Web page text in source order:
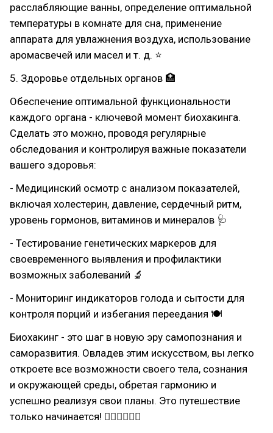
расслабляющие ванны, определение оптимальной
температуры в комнате для сна, применение
аппарата для увлажнения воздуха, использование
аромасвечей или масел и т. д. ⭐
5. Здоровье отдельных органов 🏥
Обеспечение оптимальной функциональности
каждого органа - ключевой момент биохакинга.
Сделать это можно, проводя регулярные
обследования и контролируя важные показатели
вашего здоровья:
- Медицинский осмотр с анализом показателей,
включая холестерин, давление, сердечный ритм,
уровень гормонов, витаминов и минералов 🩺
- Тестирование генетических маркеров для
своевременного выявления и профилактики
возможных заболеваний 🔬
- Мониторинг индикаторов голода и сытости для
контроля порций и избегания переедания 🍽
Биохакинг - это шаг в новую эру самопознания и
саморазвития. Овладев этим искусством, вы легко
откроете все возможности своего тела, сознания
и окружающей среды, обретая гармонию и
успешно реализуя свои планы. Это путешествие
только начинается! 🚴‍♂🧗‍♀🏄‍♂